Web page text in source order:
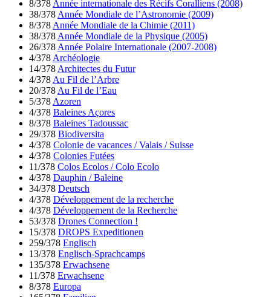
8/378Année internationale des Récifs Coralliens (2008)
38/378Année Mondiale de l’Astronomie (2009)
8/378Année Mondiale de la Chimie (2011)
38/378Année Mondiale de la Physique (2005)
26/378Année Polaire Internationale (2007-2008)
4/378Archéologie
14/378Architectes du Futur
4/378Au Fil de l’Arbre
20/378Au Fil de l’Eau
5/378Azoren
4/378 Baleines Açores
8/378 Baleines Tadoussac
29/378 Biodiversita
4/378 Colonie de vacances / Valais / Suisse
4/378 Colonies Futées
11/378 Colos Ecolos / Colo Ecolo
4/378 Dauphin / Baleine
34/378 Deutsch
4/378 Développement de la recherche
4/378 Développement de la Recherche
53/378 Drones Connection !
15/378 DROPS Expeditionen
259/378 Englisch
13/378 Englisch-Sprachcamps
135/378 Erwachsene
11/378 Erwachsene
8/378 Europa